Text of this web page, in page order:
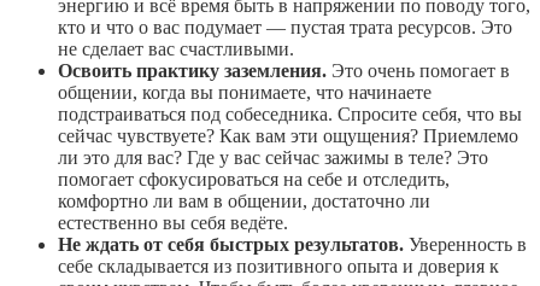
энергию и всё время быть в напряжении по поводу того,
кто и что о вас подумает — пустая трата ресурсов. Это
не сделает вас счастливыми.
Освоить практику заземления. Это очень помогает в
общении, когда вы понимаете, что начинаете
подстраиваться под собеседника. Спросите себя, что вы
сейчас чувствуете? Как вам эти ощущения? Приемлемо
ли это для вас? Где у вас сейчас зажимы в теле? Это
помогает сфокусироваться на себе и отследить,
комфортно ли вам в общении, достаточно ли
естественно вы себя ведёте.
Не ждать от себя быстрых результатов. Уверенность в
себе складывается из позитивного опыта и доверия к